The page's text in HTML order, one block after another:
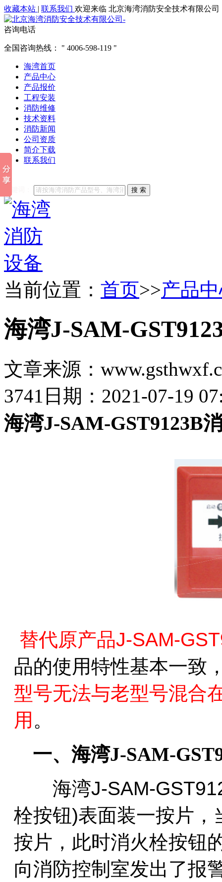
收藏本站 | 联系我们 欢迎来临 北京海湾消防安全技术有限公司
咨询电话
全国咨询热线： 4006-598-119
海湾首页
产品中心
产品报价
工程安装
消防维修
技术资料
消防新闻
公司资质
简介下载
联系我们
他们都在搜索:
搜 索
当前位置： 首页>>产品
海湾J-SAM-
文章来源：
3741 日期：2021-07-19
海湾J-SAM-GST9123B
替代原产品J-SAM-
品的使用特性基本一致
型号无法与老型号混合
用 。
一、海湾J-SAM-
海湾J-SAM-
栓按钮)表面装一按片
按片，此时消火栓按钮
向消防控制室发出了报